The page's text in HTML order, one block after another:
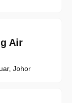
Air
Johor